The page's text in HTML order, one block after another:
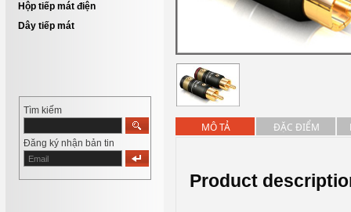
Hộp tiếp mát điện
Dây tiếp mát
Tìm kiếm
Đăng ký nhận bản tin
MÔ TẢ ĐẶC ĐIỂM
Product